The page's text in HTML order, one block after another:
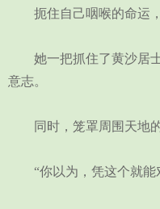
扼住自己咽喉的命运，
她一把抓住了黄沙居士
意志。
同时，笼罩周围天地的
“你以为，凭这个就能